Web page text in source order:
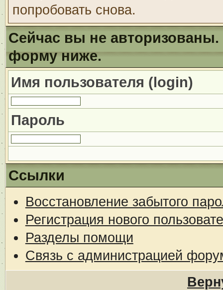
попробовать снова.
Сейчас вы не авторизованы.
форму ниже.
Имя пользователя (login)
Пароль
Ссылки
Восстановление забытого
Регистрация нового
Разделы помощи
Связь с администрацией